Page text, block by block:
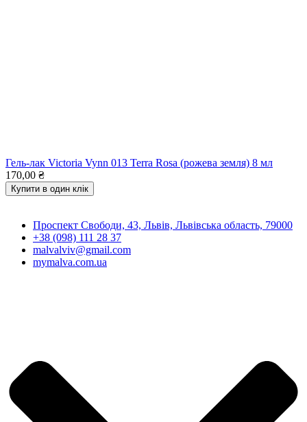
Гель-лак Victoria Vynn 013 Terra Rosa (рожева земля) 8 мл
170,00 ₴
Купити в один клік
Проспект Свободи, 43, Львів, Львівська область, 79000
+38 (098) 111 28 37
malvalviv@gmail.com
mymalva.com.ua